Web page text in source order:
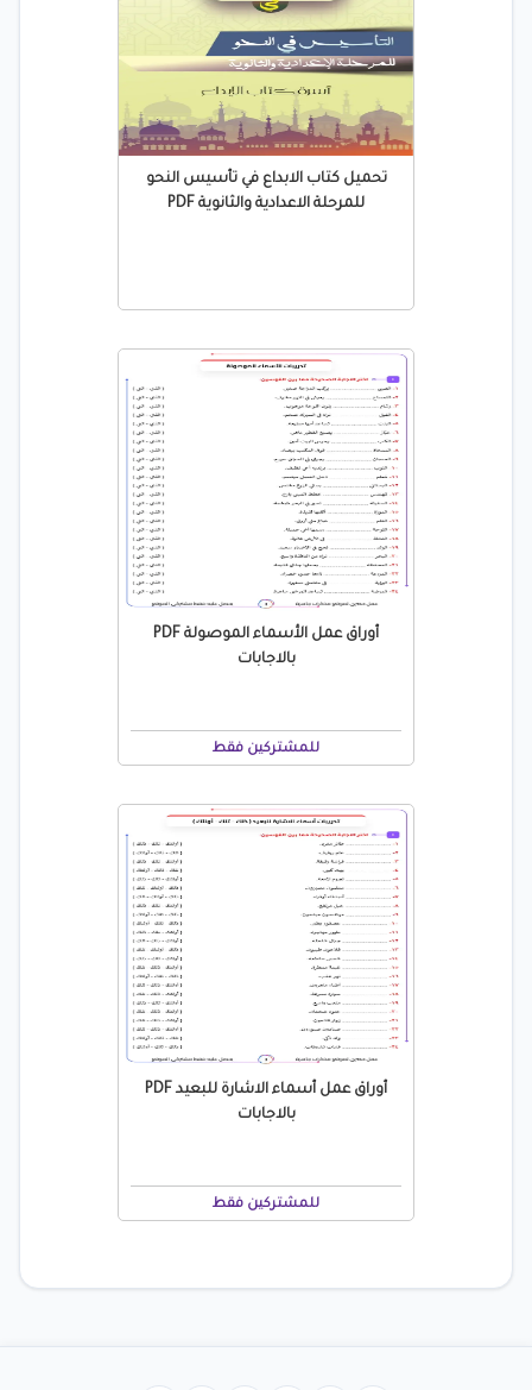
تحميل كتاب الابداع في تأسيس النحو
للمرحلة الاعدادية والثانوية PDF
أوراق عمل الأسماء الموصولة PDF
بالاجابات
للمشتركين فقط
أوراق عمل أسماء الاشارة للبعيد PDF
بالاجابات
للمشتركين فقط